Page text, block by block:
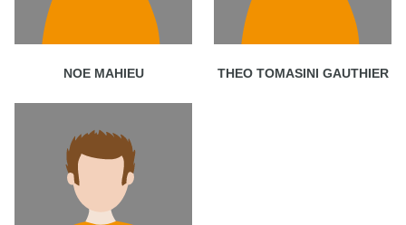
NOE MAHIEU THEO TOMASINI GAUTHIER